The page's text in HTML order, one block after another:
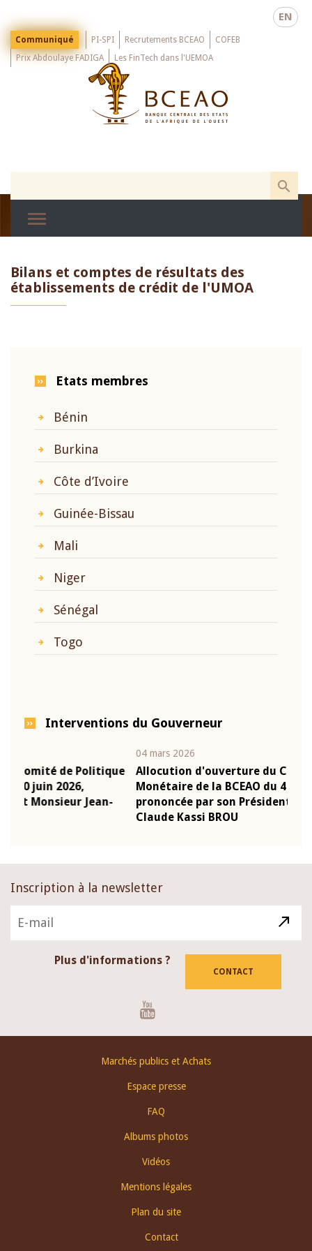
main
EN
Menu
Top
Communiqué PI-SPI Recrutements BCEAO
COFEB
Prix Abdoulaye FADIGA
Les FinTech dans l'UEMOA
Bilans et comptes de résultats des
établissements de crédit de l'UMOA
Etats membres
Bénin
Burkina
Côte d’Ivoire
Guinée-Bissau
Mali
Niger
Sénégal
Togo
Interventions du Gouverneur
Allocution d'ouverture du Comité de Politique
Monétaire de la BCEAO du 4 mars 2026,
prononcée par son Président Monsieur Jean-
Inscription à la newsletter
Plus d'informations ?
CONTACT
Marchés publics et Achats
Espace presse
FAQ
Albums photos
Vidéos
Mentions légales
Plan du site
Contact